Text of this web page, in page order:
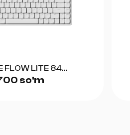
FLOW LITE 84
so'm